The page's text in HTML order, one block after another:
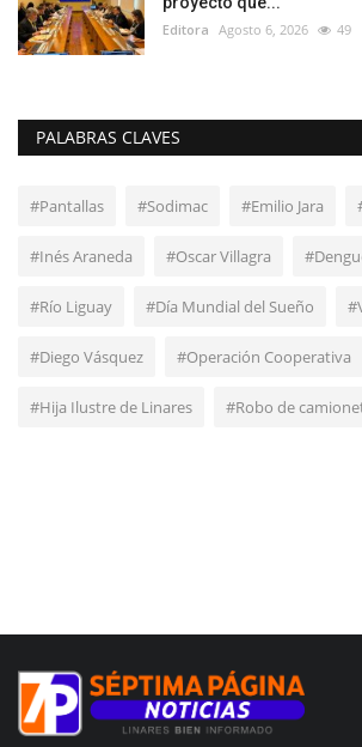
Editora Agosto 6, 2026 49
PALABRAS CLAVES
#Pantallas #Sodimac #Emilio Jara
#Inés Araneda #Oscar Villagra
#Río Liguay #Día Mundial del Sueño
#Diego Vásquez #Operación Cooperativa
#Hija Ilustre de Linares #Robo de